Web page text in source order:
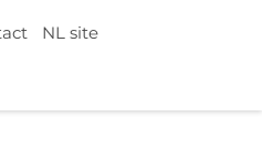
NL site